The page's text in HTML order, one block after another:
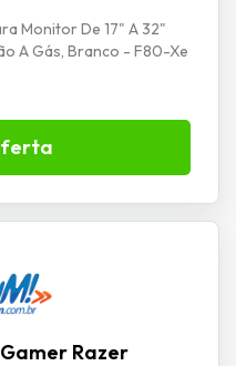
Monitor De 17" A 32"
A Gás, Branco - F80-Xe
Razer